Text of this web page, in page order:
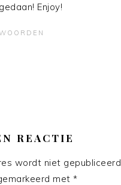
Enjoy!
REACTIE
wordt niet gepubliceerd.
met*